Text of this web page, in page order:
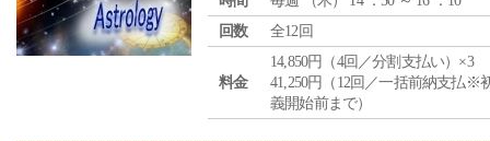
回数
全12回
料金
14,850円（4回／分割支払い）×3
41,250円（12回／一括前納支払※
義開始前まで）